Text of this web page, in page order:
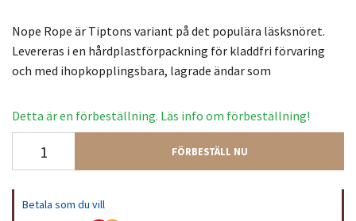
Nope Rope är Tiptons variant på det populära läsksnöret.
Levereras i en hårdplastförpackning för kladdfri förvaring
och med ihopkopplingsbara, lagrade ändar som
Detta är en förbeställning. Läs info om förbeställning!
FÖRBESTÄLL NU
Betala som du vill